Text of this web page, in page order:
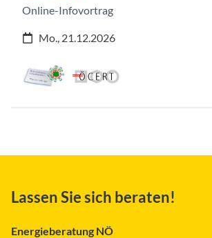
Online-Infovortrag
Mo., 21.12.2026
Lassen Sie sich beraten!
Energieberatung NÖ